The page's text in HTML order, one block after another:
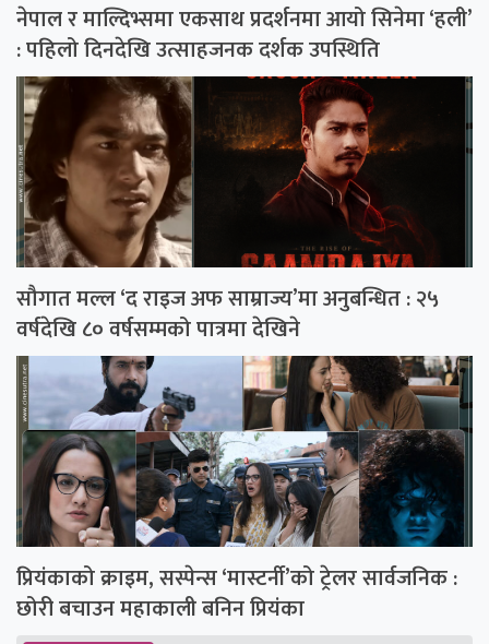
नेपाल र माल्दिभ्समा एकसाथ प्रदर्शनमा आयो सिनेमा ‘हली’
: पहिलो दिनदेखि उत्साहजनक दर्शक उपस्थिति
सौगात मल्ल ‘द राइज अफ साम्राज्य’मा अनुबन्धित : २५
वर्षदेखि ८० वर्षसम्मको पात्रमा देखिने
प्रियंकाको क्राइम, सस्पेन्स ‘मास्टर्नी’को ट्रेलर सार्वजनिक :
छोरी बचाउन महाकाली बनिन प्रियंका